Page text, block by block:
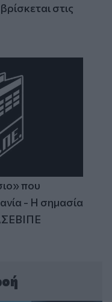
στις
που
- Η σημασία